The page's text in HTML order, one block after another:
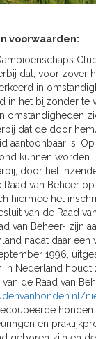
voorwaarden:
dat, voor
in
in het bijzonder te
omstandigheden
dat de door
aantoonbaar is.
kunnen worden.
door het
Raad van Beheer
hiermee het
van de Raad
van Beheer- zijn
nadat daar
1996,
In Nederland
de Raad van
en